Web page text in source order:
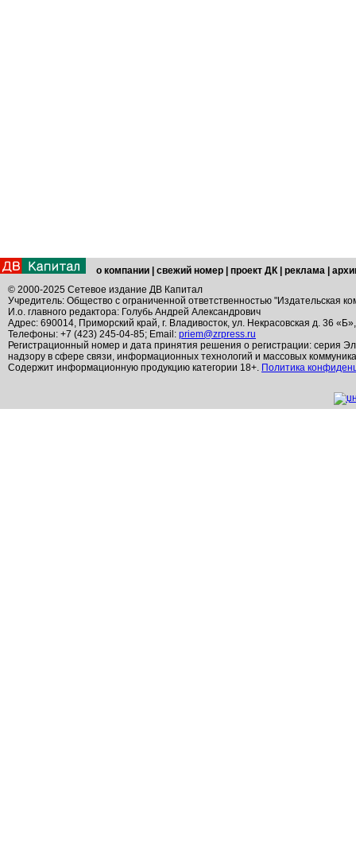
о компании свежий номер проект ДК реклама
© 2000-2025 Сетевое издание ДВ Капитал
Учредитель: Общество с ограниченной ответственностью "Издательская
И.о. главного редактора: Голубь Андрей Александрович
Адрес: 690014, Приморский край, г. Владивосток, ул. Некрасовская д. 36
Телефоны: +7 (423) 245-04-85; Email: priem@zrpress.ru
Регистрационный номер и дата принятия решения о регистрации: серия
надзору в сфере связи, информационных технологий и массовых
Содержит информационную продукцию категории 18+. Политика